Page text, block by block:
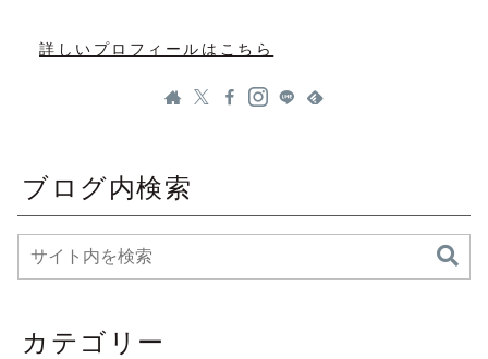
詳しいプロフィールはこちら
ブログ内検索
カテゴリー